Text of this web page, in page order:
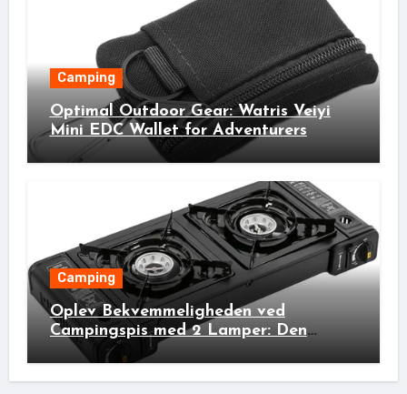
Camping
Optimal Outdoor Gear: Watris Veiyi
Mini EDC Wallet for Adventurers
Camping
Oplev Bekvemmeligheden ved
Campingspis med 2 Lamper: Den
Ideelle Bivakpartner!